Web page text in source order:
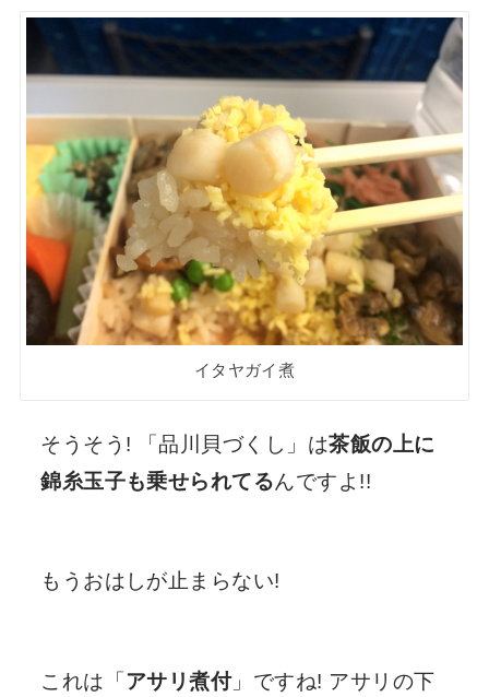
イタヤガイ煮
そうそう! 「品川貝づくし」は茶飯の上に
錦糸玉子も乗せられてるんですよ!!
もうおはしが止まらない!
これは「アサリ煮付」ですね! アサリの下